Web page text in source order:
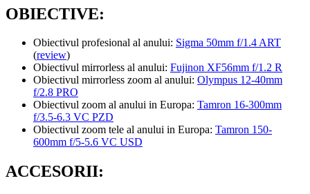
OBIECTIVE:
Obiectivul profesional al anului: Sigma 50mm f/1.4 ART
(review)
Obiectivul mirrorless al anului: Fujinon XF56mm f/1.2 R
Obiectivul mirrorless zoom al anului: Olympus 12-40mm
f/2.8 PRO
Obiectivul zoom al anului in Europa: Tamron 16-300mm
f/3.5-6.3 VC PZD
Obiectivul zoom tele al anului in Europa: Tamron 150-
600mm f/5-5.6 VC USD
ACCESORII: